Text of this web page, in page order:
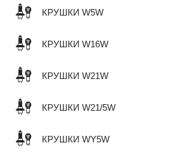
КРУШКИ W5W
КРУШКИ W16W
КРУШКИ W21W
КРУШКИ W21/5W
КРУШКИ WY5W